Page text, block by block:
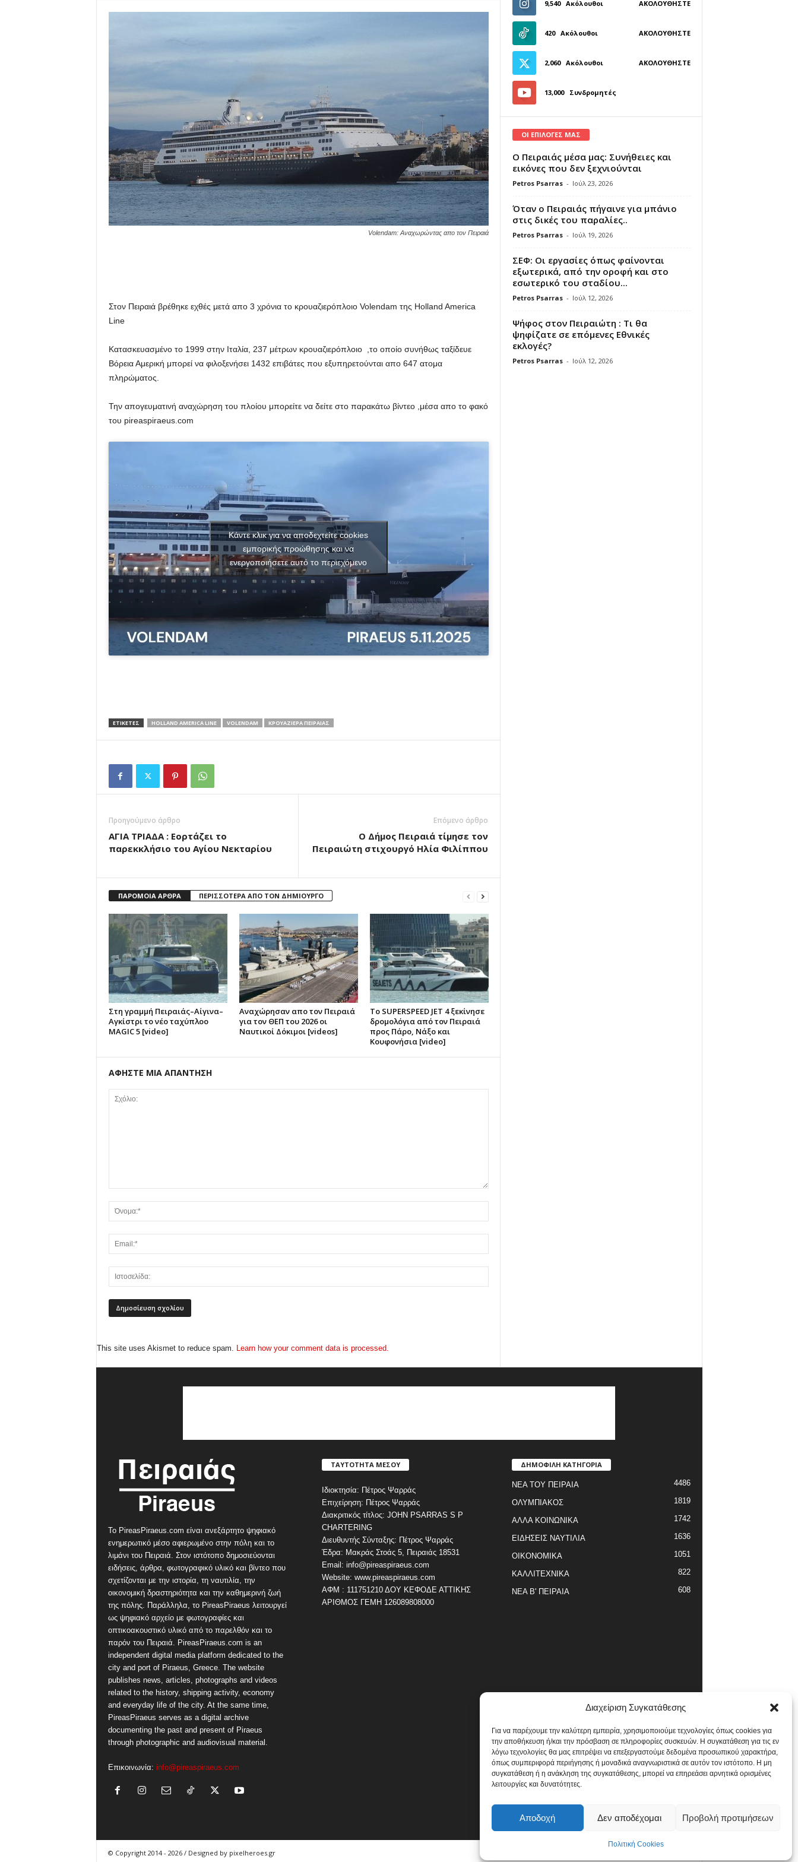
Διαχείριση Συγκατάθεσης
Για να παρέχουμε την καλύτερη εμπειρία, χρησιμοποιούμε τεχνολογίες όπως cookies για
την αποθήκευση ή/και την πρόσβαση σε πληροφορίες συσκευών. Η συγκατάθεση για τις εν
λόγω τεχνολογίες θα μας επιτρέψει να επεξεργαστούμε δεδομένα προσωπικού χαρακτήρα,
όπως συμπεριφορά περιήγησης ή μοναδικά αναγνωριστικά σε αυτόν τον ιστότοπο. Η μη
συγκατάθεση ή η ανάκληση της συγκατάθεσης, μπορεί να επηρεάσει αρνητικά ορισμένες
λειτουργίες και δυνατότητες.
Αποδοχή Δεν αποδέχομαι Προβολή προτιμήσεων
Πολιτική Cookies
Volendam: Αναχωρώντας απο τον Πειραιά
Στον Πειραιά βρέθηκε εχθές μετά απο 3 χρόνια το κρουαζιερόπλοιο Volendam της Holland America
Line
Κατασκευασμένο το 1999 στην Ιταλία, 237 μέτρων κρουαζιερόπλοιο ,το οποίο συνήθως ταξίδευε
Βόρεια Αμερική μπορεί να φιλοξενήσει 1432 επιβάτες που εξυπηρετούνται απο 647 ατομα
πληρώματος.
Την απογευματινή αναχώρηση του πλοίου μπορείτε να δείτε στο παρακάτω βίντεο ,μέσα απο το φακό
του pireaspiraeus.com
Κάντε κλικ για να αποδεχτείτε cookies
εμπορικής προώθησης και να
ενεργοποιήσετε αυτό το περιεχόμενο
ΕΤΙΚΕΤΕΣ HOLLAND AMERICA LINE VOLENDAM ΚΡΟΥΑΖΙΕΡΑ ΠΕΙΡΑΙΑΣ
Προηγούμενο άρθρο
ΑΓΙΑ ΤΡΙΑΔΑ : Εορτάζει το
παρεκκλήσιο του Αγίου Νεκταρίου
Επόμενο άρθρο
Ο Δήμος Πειραιά τίμησε τον
Πειραιώτη στιχουργό Ηλία Φιλίππου
ΠΑΡΟΜΟΙΑ ΑΡΘΡΑ ΠΕΡΙΣΣΟΤΕΡΑ ΑΠΟ ΤΟΝ ΔΗΜΙΟΥΡΓΟ
Στη γραμμή Πειραιάς–Αίγινα–
Αγκίστρι το νέο ταχύπλοο
MAGIC 5 [video]
Αναχώρησαν απο τον Πειραιά
για τον ΘΕΠ του 2026 οι
Ναυτικοί Δόκιμοι [videos]
Το SUPERSPEED JET 4 ξεκίνησε
δρομολόγια από τον Πειραιά
προς Πάρο, Νάξο και
Κουφονήσια [video]
ΑΦΗΣΤΕ ΜΙΑ ΑΠΑΝΤΗΣΗ
This site uses Akismet to reduce spam. Learn how your comment data is processed.
9,540 Ακόλουθοι ΑΚΟΛΟΥΘΉΣΤΕ
420 Ακόλουθοι ΑΚΟΛΟΥΘΉΣΤΕ
2,060 Ακόλουθοι ΑΚΟΛΟΥΘΉΣΤΕ
13,000 Συνδρομητές
ΓΊΝΕΤΕ ΣΥΝΔΡΟΜΗΤΉΣ
ΟΙ ΕΠΙΛΟΓΕΣ ΜΑΣ
Ο Πειραιάς μέσα μας: Συνήθειες και
εικόνες που δεν ξεχνιούνται
Petros Psarras - Ιούλ 23, 2026
Όταν ο Πειραιάς πήγαινε για μπάνιο
στις δικές του παραλίες..
Petros Psarras - Ιούλ 19, 2026
ΣΕΦ: Οι εργασίες όπως φαίνονται
εξωτερικά, από την οροφή και στο
εσωτερικό του σταδίου...
Petros Psarras - Ιούλ 12, 2026
Ψήφος στον Πειραιώτη : Τι θα
ψηφίζατε σε επόμενες Εθνικές
εκλογές?
Petros Psarras - Ιούλ 12, 2026
Το PireasPiraeus.com είναι ανεξάρτητο ψηφιακό
ενημερωτικό μέσο αφιερωμένο στην πόλη και το
λιμάνι του Πειραιά. Στον ιστότοπο δημοσιεύονται
ειδήσεις, άρθρα, φωτογραφικό υλικό και βίντεο που
σχετίζονται με την ιστορία, τη ναυτιλία, την
οικονομική δραστηριότητα και την καθημερινή ζωή
της πόλης. Παράλληλα, το PireasPiraeus λειτουργεί
ως ψηφιακό αρχείο με φωτογραφίες και
οπτικοακουστικό υλικό από το παρελθόν και το
παρόν του Πειραιά. PireasPiraeus.com is an
independent digital media platform dedicated to the
city and port of Piraeus, Greece. The website
publishes news, articles, photographs and videos
related to the history, shipping activity, economy
and everyday life of the city. At the same time,
PireasPiraeus serves as a digital archive
documenting the past and present of Piraeus
through photographic and audiovisual material.
Επικοινωνία: info@pireaspiraeus.com
ΤΑΥΤΟΤΗΤΑ ΜΕΣΟΥ
Ιδιοκτησία: Πέτρος Ψαρράς
Επιχείρηση: Πέτρος Ψαρράς
Διακριτικός τίτλος: JOHN PSARRAS S P
CHARTERING
Διευθυντής Σύνταξης: Πέτρος Ψαρράς
Έδρα: Μακράς Στοάς 5, Πειραιάς 18531
Email: info@pireaspiraeus.com
Website: www.pireaspiraeus.com
ΑΦΜ : 111751210 ΔΟΥ ΚΕΦΟΔΕ ΑΤΤΙΚΗΣ
ΑΡΙΘΜΟΣ ΓΕΜΗ 126089808000
ΔΗΜΟΦΙΛΗ ΚΑΤΗΓΟΡΙΑ
ΝΕΑ ΤΟΥ ΠΕΙΡΑΙΑ 4486
ΟΛΥΜΠΙΑΚΟΣ 1819
ΑΛΛΑ ΚΟΙΝΩΝΙΚΑ 1742
ΕΙΔΗΣΕΙΣ ΝΑΥΤΙΛΙΑ 1636
ΟΙΚΟΝΟΜΙΚΑ 1051
ΚΑΛΛΙΤΕΧΝΙΚΑ 822
ΝΕΑ Β' ΠΕΙΡΑΙΑ 608
© Copyright 2014 - 2026 / Designed by pixelheroes.gr